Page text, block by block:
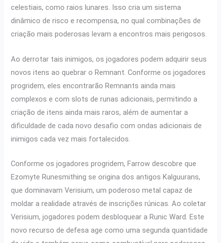
celestiais, como raios lunares. Isso cria um sistema
dinâmico de risco e recompensa, no qual combinações de
criação mais poderosas levam a encontros mais perigosos.
Ao derrotar tais inimigos, os jogadores podem adquirir seus
novos itens ao quebrar o Remnant. Conforme os jogadores
progridem, eles encontrarão Remnants ainda mais
complexos e com slots de runas adicionais, permitindo a
criação de itens ainda mais raros, além de aumentar a
dificuldade de cada novo desafio com ondas adicionais de
inimigos cada vez mais fortalecidos.
Conforme os jogadores progridem, Farrow descobre que
Ezomyte Runesmithing se origina dos antigos Kalguurans,
que dominavam Verisium, um poderoso metal capaz de
moldar a realidade através de inscrições rúnicas. Ao coletar
Verisium, jogadores podem desbloquear a Runic Ward. Este
novo recurso de defesa age como uma segunda quantidade